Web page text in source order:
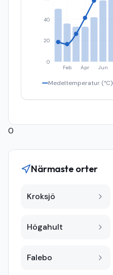
Feb Apr Jun
0
20
40
Medeltemperatur (°C)
0
Närmaste orter
Kroksjö
Högahult
Falebo